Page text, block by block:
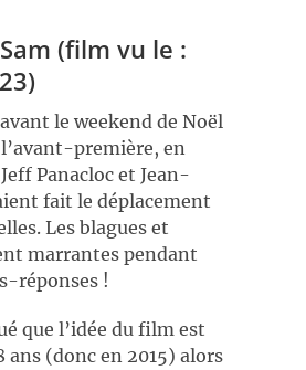
(film vu le :
le weekend de Noël
première, en
Panacloc et Jean-
fait le déplacement
Les blagues et
marrantes pendant
réponses !
que l’idée du film est
ans (donc en 2015) alors